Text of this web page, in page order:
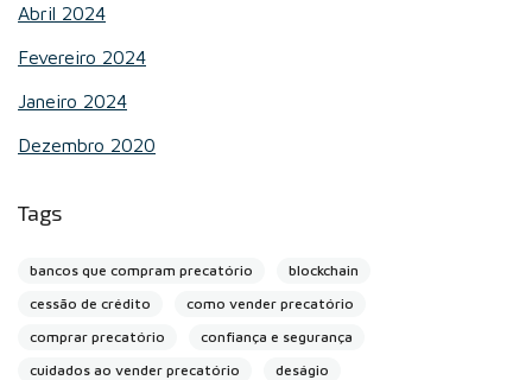
Abril 2024
Fevereiro 2024
Janeiro 2024
Dezembro 2020
Tags
bancos que compram precatório
blockchain
cessão de crédito
como vender precatório
comprar precatório
confiança e segurança
cuidados ao vender precatório
deságio